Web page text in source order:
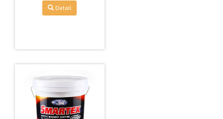
FOR EXTERIOR
Detail